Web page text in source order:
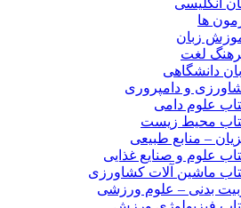
ها
زبان
لغت
دانشگاهی
و دامپروری
علوم دامی
محیط زیست
– منابع طبیعی
علوم و صنایع غذایی
ماشین آلات کشاورزی
بدنی – علوم ورزشی